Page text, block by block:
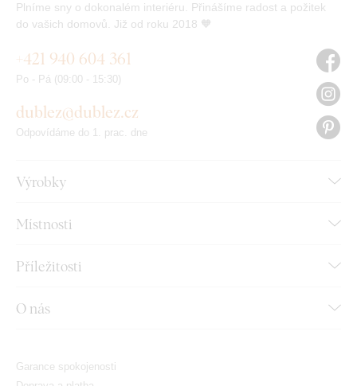
Plníme sny o dokonalém interiéru. Přinášíme radost a požitek
do vašich domovů. Již od roku 2018 🧡
Výrobky
Místnosti
Příležitosti
O nás
+421 940 604 361
Po - Pá (09:00 - 15:30)
dublez@dublez.cz
Odpovídáme do 1. prac. dne
Garance spokojenosti